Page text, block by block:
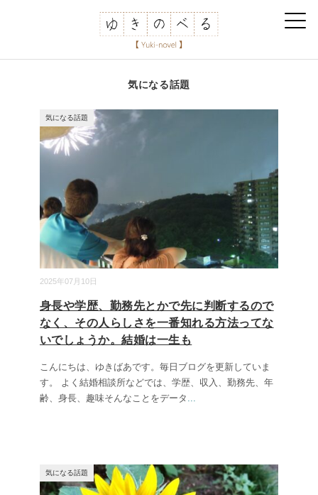
気になる話題
2025年07月10日
気になる話題
身長や学歴、勤務先とかで先に判断するので
なく、その人らしさを一番知れる方法ってな
いでしょうか。結婚は一生も
こんにちは、ゆきばあです。毎日ブログを更新していま
す。 よく結婚相談所などでは、学歴、収入、勤務先、年
齢、身長、趣味そんなことをデータ ...
気になる話題